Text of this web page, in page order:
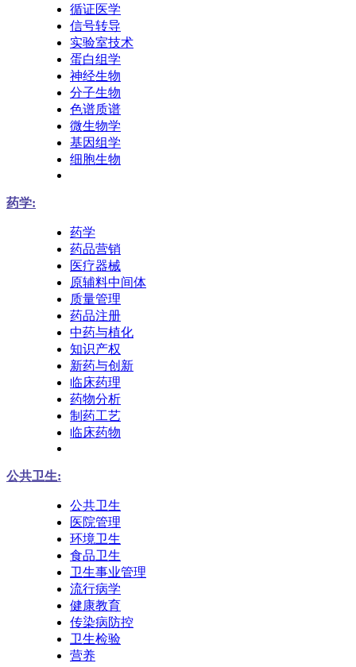
循证医学
信号转导
实验室技术
蛋白组学
神经生物
分子生物
色谱质谱
微生物学
基因组学
细胞生物
药学:
药学
药品营销
医疗器械
原辅料中间体
质量管理
药品注册
中药与植化
知识产权
新药与创新
临床药理
药物分析
制药工艺
临床药物
公共卫生:
公共卫生
医院管理
环境卫生
食品卫生
卫生事业管理
流行病学
健康教育
传染病防控
卫生检验
营养